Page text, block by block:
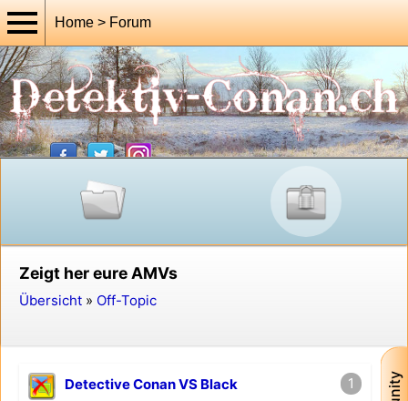
Home > Forum
Zeigt her eure AMVs
Übersicht » Off-Topic
Detective Conan VS Black
1